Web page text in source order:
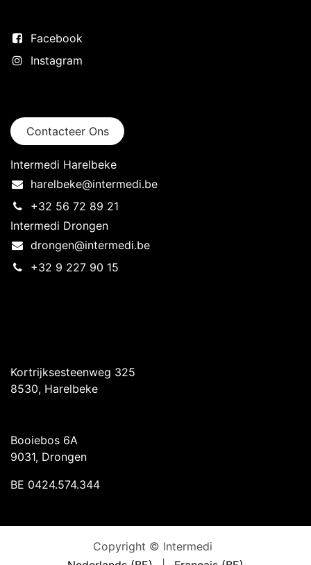
Facebook
Instagram
Contacteer Ons
Intermedi Harelbeke
harelbeke@intermedi.be
+32 56 72 89 21
Intermedi Drongen
drongen@intermedi.be
+32 9 227 90 15
Kortrijksesteenweg 325
8530, Harelbeke
Booiebos 6A
9031, Drongen
BE 0424.574.344
Copyright © Intermedi